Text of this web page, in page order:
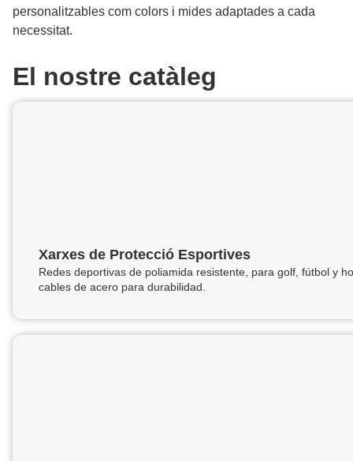
personalitzables com colors i mides adaptades a cada
necessitat.
El nostre catàleg
Xarxes de Protecció Esportives
Redes deportivas de poliamida resistente, para golf, fútbol y
cables de acero para durabilidad.